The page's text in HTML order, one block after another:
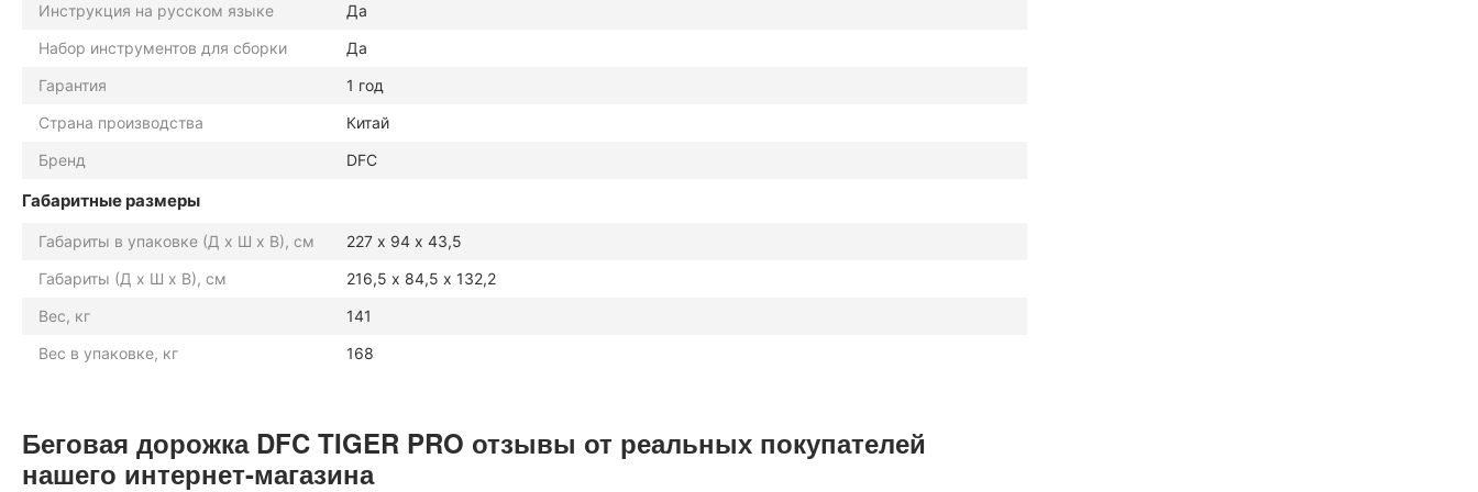
Инструкция на русском языке
Да
Набор инструментов для сборки
Да
Гарантия
1 год
Страна производства
Китай
Бренд
DFC
Габаритные размеры
Габариты в упаковке (Д х Ш х В), см
227 х 94 х 43,5
Габариты (Д х Ш х В), см
216,5 х 84,5 х 132,2
Вес, кг
141
Вес в упаковке, кг
168
Беговая дорожка DFC TIGER PRO отзывы от реальных покупателей
нашего интернет-магазина